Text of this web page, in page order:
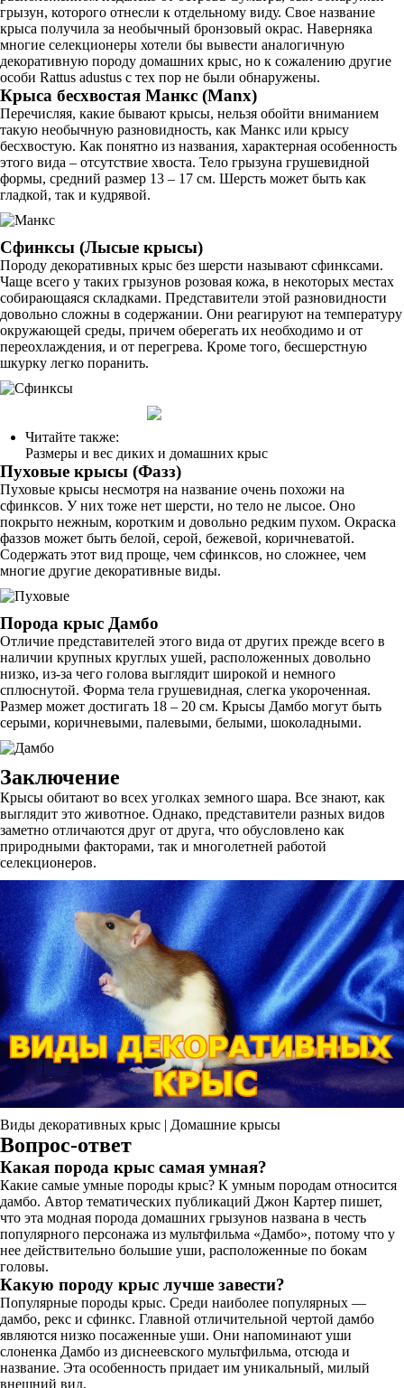
грызун, которого отнесли к отдельному виду. Свое название
крыса получила за необычный бронзовый окрас. Наверняка
многие селекционеры хотели бы вывести аналогичную
декоративную породу домашних крыс, но к сожалению другие
особи Rattus adustus с тех пор не были обнаружены.
Крыса бесхвостая Манкс (Manx)
Перечисляя, какие бывают крысы, нельзя обойти вниманием
такую необычную разновидность, как Манкс или крысу
бесхвостую. Как понятно из названия, характерная особенность
этого вида – отсутствие хвоста. Тело грызуна грушевидной
формы, средний размер 13 – 17 см. Шерсть может быть как
гладкой, так и кудрявой.
Сфинксы (Лысые крысы)
Породу декоративных крыс без шерсти называют сфинксами.
Чаще всего у таких грызунов розовая кожа, в некоторых местах
собирающаяся складками. Представители этой разновидности
довольно сложны в содержании. Они реагируют на температуру
окружающей среды, причем оберегать их необходимо и от
переохлаждения, и от перегрева. Кроме того, бесшерстную
шкурку легко поранить.
Читайте также:
Размеры и вес диких и домашних крыс
Пуховые крысы (Фазз)
Пуховые крысы несмотря на название очень похожи на
сфинксов. У них тоже нет шерсти, но тело не лысое. Оно
покрыто нежным, коротким и довольно редким пухом. Окраска
фаззов может быть белой, серой, бежевой, коричневатой.
Содержать этот вид проще, чем сфинксов, но сложнее, чем
многие другие декоративные виды.
Порода крыс Дамбо
Отличие представителей этого вида от других прежде всего в
наличии крупных круглых ушей, расположенных довольно
низко, из-за чего голова выглядит широкой и немного
сплюснутой. Форма тела грушевидная, слегка укороченная.
Размер может достигать 18 – 20 см. Крысы Дамбо могут быть
серыми, коричневыми, палевыми, белыми, шоколадными.
Заключение
Крысы обитают во всех уголках земного шара. Все знают, как
выглядит это животное. Однако, представители разных видов
заметно отличаются друг от друга, что обусловлено как
природными факторами, так и многолетней работой
селекционеров.
Виды декоративных крыс | Домашние крысы
Вопрос-ответ
Какая порода крыс самая умная?
Какие самые умные породы крыс? К умным породам относится
дамбо. Автор тематических публикаций Джон Картер пишет,
что эта модная порода домашних грызунов названа в честь
популярного персонажа из мультфильма «Дамбо», потому что у
нее действительно большие уши, расположенные по бокам
головы.
Какую породу крыс лучше завести?
Популярные породы крыс. Среди наиболее популярных —
дамбо, рекс и сфинкс. Главной отличительной чертой дамбо
являются низко посаженные уши. Они напоминают уши
слоненка Дамбо из диснеевского мультфильма, отсюда и
название. Эта особенность придает им уникальный, милый
внешний вид.